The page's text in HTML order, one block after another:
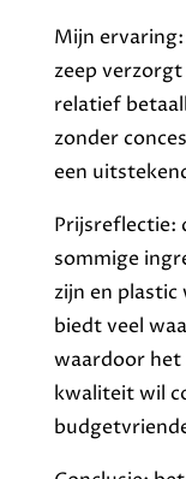
Mijn
zeep
relatief
zonder
een
Prijsreflectie:
sommige
zijn en
biedt veel
waardoor het
kwaliteit wil